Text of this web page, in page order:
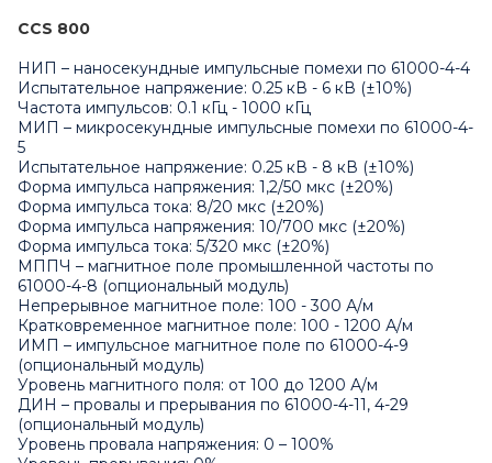
CCS 800
НИП – наносекундные импульсные помехи по 61000-4-4
Испытательное напряжение: 0.25 кВ - 6 кВ (±10%)
Частота импульсов: 0.1 кГц - 1000 кГц
МИП – микросекундные импульсные помехи по 61000-4-
5
Испытательное напряжение: 0.25 кВ - 8 кВ (±10%)
Форма импульса напряжения: 1,2/50 мкс (±20%)
Форма импульса тока: 8/20 мкс (±20%)
Форма импульса напряжения: 10/700 мкс (±20%)
Форма импульса тока: 5/320 мкс (±20%)
МППЧ – магнитное поле промышленной частоты по
61000-4-8 (опциональный модуль)
Непрерывное магнитное поле: 100 - 300 А/м
Кратковременное магнитное поле: 100 - 1200 А/м
ИМП – импульсное магнитное поле по 61000-4-9
(опциональный модуль)
Уровень магнитного поля: от 100 до 1200 А/м
ДИН – провалы и прерывания по 61000-4-11, 4-29
(опциональный модуль)
Уровень провала напряжения: 0 – 100%